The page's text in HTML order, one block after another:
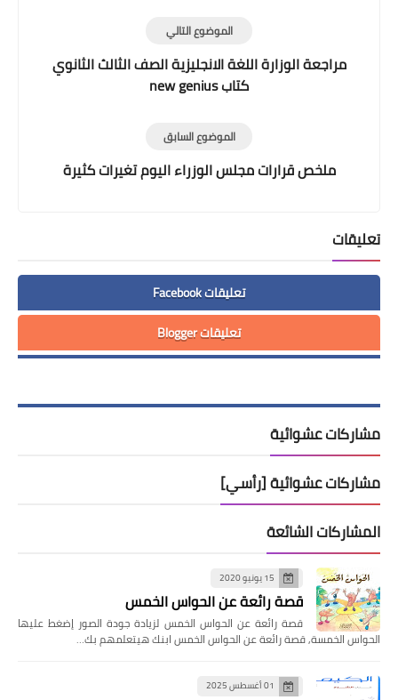
الموضوع التالي
مراجعة الوزارة اللغة الانجليزية الصف الثالث الثانوي
كتاب new genius
الموضوع السابق
ملخص قرارات مجلس الوزراء اليوم تغيرات كثيرة
تعليقات
تعليقات Facebook
تعليقات Blogger
مشاركات عشوائية
مشاركات عشوائية [رأسي]
المشاركات الشائعة
15 يونيو 2020
قصة رائعة عن الحواس الخمس
قصة رائعة عن الحواس الخمس لزيادة جودة الصور إضغط عليها
الحواس الخمسة, قصة رائعة عن الحواس الخمس ابنك هيتعلمهم بك…
01 أغسطس 2025